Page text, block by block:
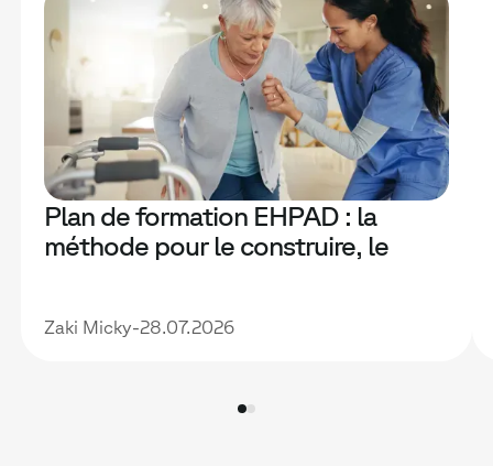
Plan de formation EHPAD : la
méthode pour le construire, le
Zaki Micky-28.07.2026